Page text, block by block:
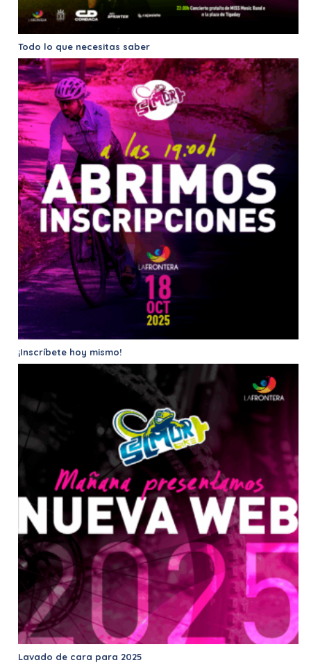
Todo lo que necesitas saber
¡Inscríbete hoy mismo!
Lavado de cara para 2025